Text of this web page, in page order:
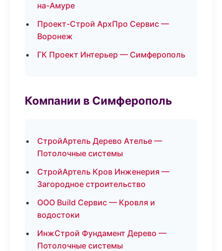
на-Амуре
Проект-Строй АрхПро Сервис —
Воронеж
ГК Проект Интерьер — Симферополь
Компании в Симферополь
СтройАртель Дерево Ателье —
Потолочные системы
СтройАртель Кров Инженерия —
Загородное строительство
ООО Build Сервис — Кровля и
водостоки
ИнжСтрой Фундамент Дерево —
Потолочные системы